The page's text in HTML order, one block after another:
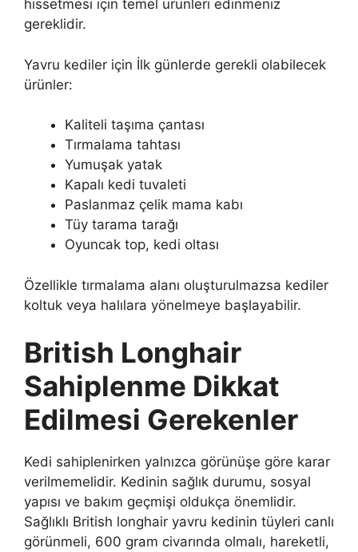
hissetmesi için temel ürünleri edinmeniz
gereklidir.
Yavru kediler için İlk günlerde gerekli olabilecek
ürünler:
Kaliteli taşıma çantası
Tırmalama tahtası
Yumuşak yatak
Kapalı kedi tuvaleti
Paslanmaz çelik mama kabı
Tüy tarama tarağı
Oyuncak top, kedi oltası
Özellikle tırmalama alanı oluşturulmazsa kediler
koltuk veya halılara yönelmeye başlayabilir.
British Longhair
Sahiplenme Dikkat
Edilmesi Gerekenler
Kedi sahiplenirken yalnızca görünüşe göre karar
verilmemelidir. Kedinin sağlık durumu, sosyal
yapısı ve bakım geçmişi oldukça önemlidir.
Sağlıklı British longhair yavru kedinin tüyleri canlı
görünmeli, 600 gram civarında olmalı, hareketli,